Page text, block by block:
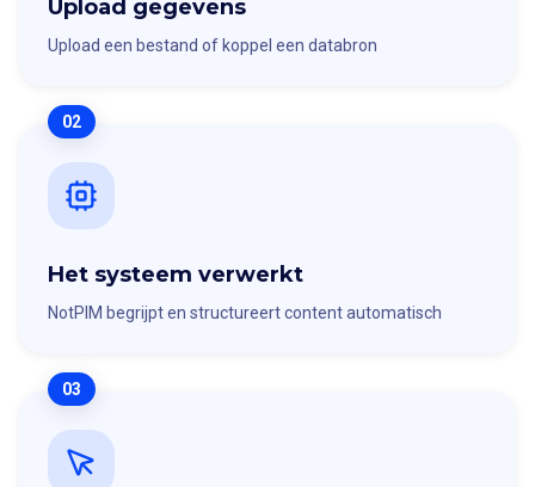
Upload gegevens
Upload een bestand of koppel een databron
02
Het systeem verwerkt
NotPIM begrijpt en structureert content automatisch
03